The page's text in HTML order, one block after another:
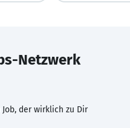
Netzwerk
der wirklich zu Dir